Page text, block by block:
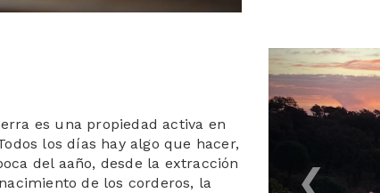
Previous
es una propiedad activa en
los días hay algo que hacer,
del aaño, desde la extracción
de los corderos, la